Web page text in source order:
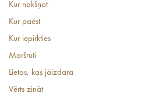
Kur nakšņot
Kur paēst
Kur iepirkties
Maršruti
Lietas, kas jāizdara
Vērts zināt